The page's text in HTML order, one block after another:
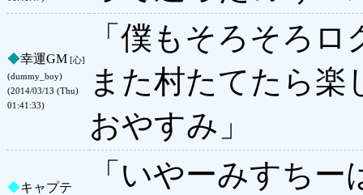
◆幸運GM [心]
(dummy_boy)
(2014/03/13 (Thu)
01:41:33)
「僕もそろそろ
また村たてたら
おやすみ」
◆キャプテ
「いやーみすち